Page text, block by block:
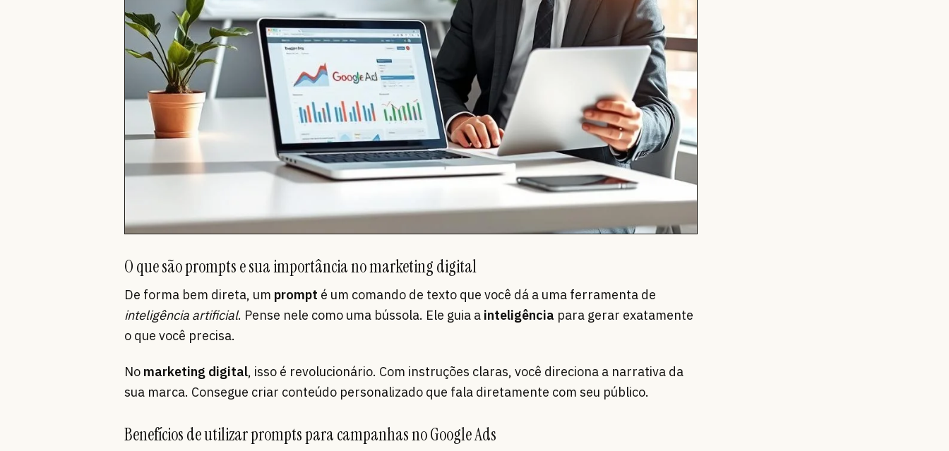
O que são prompts e sua importância no marketing digital
De forma bem direta, um prompt é um comando de texto que você dá a uma ferramenta de
inteligência artificial. Pense nele como uma bússola. Ele guia a inteligência para gerar exatamente
o que você precisa.
No marketing digital, isso é revolucionário. Com instruções claras, você direciona a narrativa da
sua marca. Consegue criar conteúdo personalizado que fala diretamente com seu público.
Benefícios de utilizar prompts para campanhas no Google Ads